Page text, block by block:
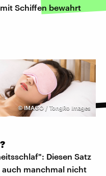
Schiffen bewahrt
©IMAGO / TongRo Images
Diesen Satz
auch manchmal nicht